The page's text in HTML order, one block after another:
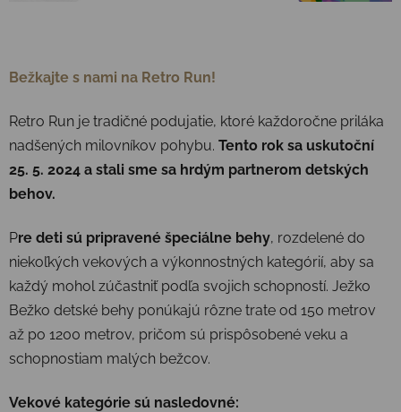
Bežkajte s nami na Retro Run!
Retro Run je tradičné podujatie, ktoré každoročne priláka
nadšených milovníkov pohybu. Tento rok sa uskutoční
25. 5. 2024 a stali sme sa hrdým partnerom detských
behov.
Pre deti sú pripravené špeciálne behy, rozdelené do
niekoľkých vekových a výkonnostných kategórií, aby sa
každý mohol zúčastniť podľa svojich schopností. Ježko
Bežko detské behy ponúkajú rôzne trate od 150 metrov
až po 1200 metrov, pričom sú prispôsobené veku a
schopnostiam malých bežcov.
Vekové kategórie sú nasledovné: